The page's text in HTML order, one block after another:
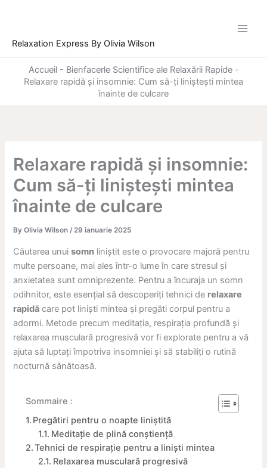
Relaxation Express By Olivia Wilson
Accueil- Bienfacerle Scientifice ale Relaxării Rapide-
Relaxare rapidă și insomnie: Cum să-ți liniștești mintea
înainte de culcare
Relaxare rapidă și insomnie:
Cum să-ți liniștești mintea
înainte de culcare
ByOlivia Wilson/29 ianuarie 2025
Căutarea unuisomn liniștit este o provocare majoră pentru
multe persoane, mai ales într-o lume în care stresul și
anxietatea sunt omniprezente. Pentru a încuraja un somn
odihnitor, este esențial să descoperiți tehnici de relaxare
rapidă care pot liniști mintea și pregăti corpul pentru a
adormi. Metode precum meditația, respirația profundă și
relaxarea musculară progresivă vor fi explorate pentru a vă
ajuta să luptați împotriva insomniei și să stabiliți o rutină
nocturnă sănătoasă.
Sommaire :
Pregătiri pentru o noapte liniștită
Meditație de plină conștiență
Tehnici de respirație pentru a liniști mintea
Relaxarea musculară progresivă